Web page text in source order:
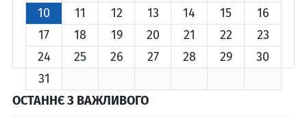
10
11 12 13 14 15
16
17
18 19 20 21 22
23
24
25 26 27 28 29
30
31
ОСТАННЄ З ВАЖЛИВОГО